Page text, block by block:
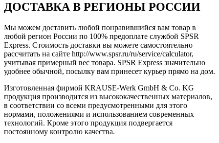
ДОСТАВКА В РЕГИОНЫ РОССИИ
Мы можем доставить любой понравившийся вам товар в
любой регион России по 100% предоплате службой SPSR
Express. Стоимость доставки вы можете самостоятельно
рассчитать на сайте http://www.spsr.ru/ru/service/calculator,
учитывая примерный вес товара. SPSR Express значительно
удобнее обычной, посылку вам принесет курьер прямо на дом.
Изготовленная фирмой KRAUSE-Werk GmbH & Со. KG
продукция производится из высококачественных материалов,
в соответствии со всеми предусмотренными для этого
нормами, положениями и использованием современных
технологий. Кроме этого продукция подвергается
постоянному контролю качества.